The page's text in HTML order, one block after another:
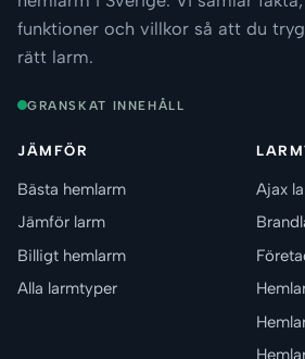
funktioner och villkor så att du
rätt larm.
GRANSKAT INNEHÅLL
JÄMFÖR
Bästa hemlarm
Jämför larm
Billigt hemlarm
Alla larmtyper
Ajax